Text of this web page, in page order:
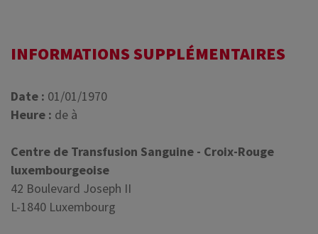
INFORMATIONS SUPPLÉMENTAIRES
Date : 01/01/1970
Heure : de à
Centre de Transfusion Sanguine - Croix-Rouge
luxembourgeoise
42 Boulevard Joseph II
L-1840 Luxembourg